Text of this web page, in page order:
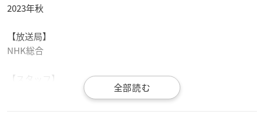
2023年秋
【放送局】
NHK総合
【スタッフ】